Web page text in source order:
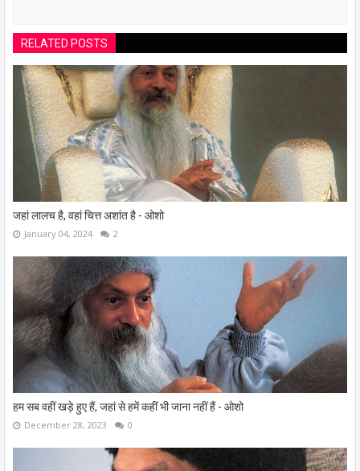
RELATED POSTS
जहां लालच है, वहां चित्त अशांत है - ओशो
January 04, 2024 2
हम सब वहीं खड़े हुए हैं, जहां से हमें कहीं भी जाना नहीं हैं - ओशो
December 28, 2023 0